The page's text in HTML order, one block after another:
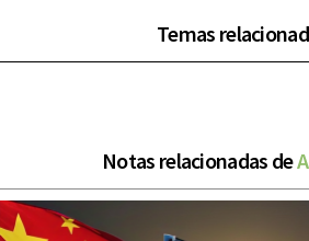
Temas
Notas relacionadas de